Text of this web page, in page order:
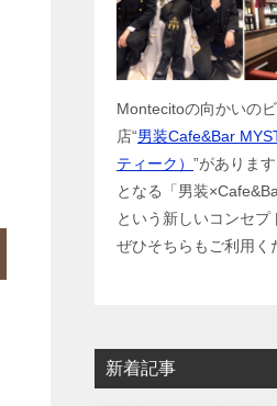
Montecitoの向かいの
店“男装Cafe&Bar
ティーク） ”がありま
となる「男装
という新しいコンセプ
ぜひそちらもご利用く
新着記事